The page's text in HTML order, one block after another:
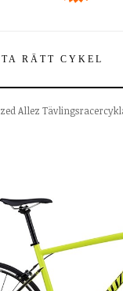
RÄTT CYKEL
Allez